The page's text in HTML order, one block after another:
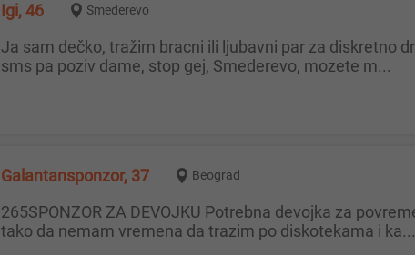
Igi, 46 Smederevo
Ja sam dečko, tražim bracni ili ljubavni par za diskretno druženje, bez nadoknade, nebitne godine, slike su licno moje,prvo
sms pa poziv dame, stop gej, Smederevo, mozete m...
Galantansponzor, 37 Beograd
265SPONZOR ZA DEVOJKU Potrebna devojka za povremena vidjanja . [18 plus ] Vlasnik sam nekoliko privatnih radnji i lokala
tako da nemam vremena da trazim po diskotekama i ka...